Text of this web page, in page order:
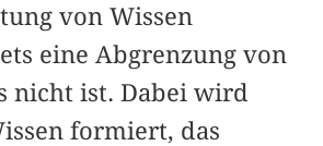
von Wissen
eine Abgrenzung von
nicht ist. Dabei wird
formiert, das